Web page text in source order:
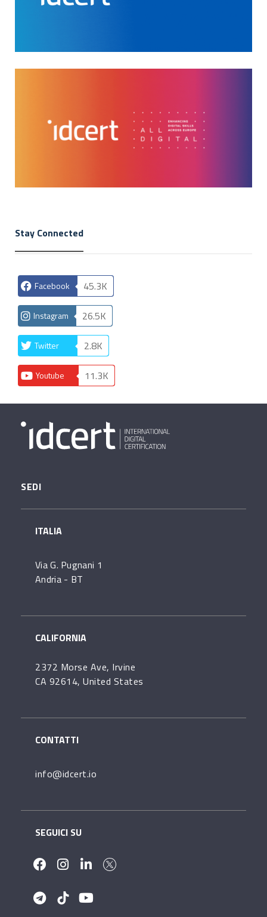
Stay Connected
Facebook 45.3K
Instagram 26.5K
Twitter 2.8K
Youtube 11.3K
SEDI
ITALIA
Via G. Pugnani 1
Andria - BT
CALIFORNIA
2372 Morse Ave, Irvine
CA 92614, United States
CONTATTI
info@idcert.io
SEGUICI SU